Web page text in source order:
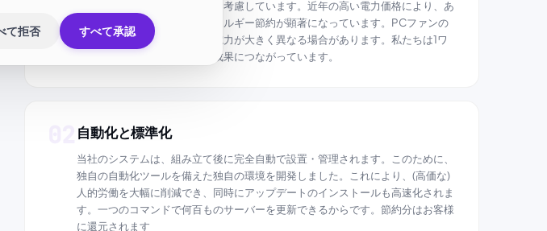
て拒否 すべて承認
ステムのエネルギー効率も常に考慮しています。近年の高い電力価格により、あ
らゆるコンポーネントでのエネルギー節約が顕著になっています。PCファンの
ような単純なものでも、消費電力が大きく異なる場合があります。私たちは1ワ
ットごとに取り組み、それが成果につながっています。
自動化と標準化
当社のシステムは、組み立て後に完全自動で設置・管理されます。このために、
独自の自動化ツールを備えた独自の環境を開発しました。これにより、(高価な)
人的労働を大幅に削減でき、同時にアップデートのインストールも高速化されま
す。一つのコマンドで何百ものサーバーを更新できるからです。節約分はお客様
に還元されます